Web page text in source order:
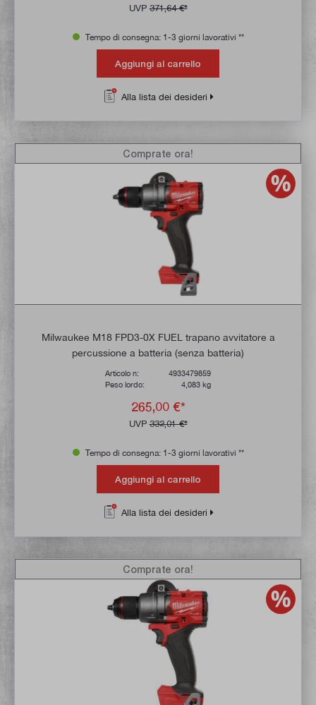
UVP371,64 €*
Tempo di consegna: 1-3 giorni lavorativi **
Aggiungi al carrello
Alla lista dei desideri
Milwaukee M18 FPD3-0X FUEL trapano avvitatore a
percussione a batteria (senza batteria)
Articolo n:
4933479859
Peso lordo:
4,083 kg
265,00 €*
UVP332,01 €*
Comprate ora!
Tempo di consegna: 1-3 giorni lavorativi **
Aggiungi al carrello
Alla lista dei desideri
Comprate ora!